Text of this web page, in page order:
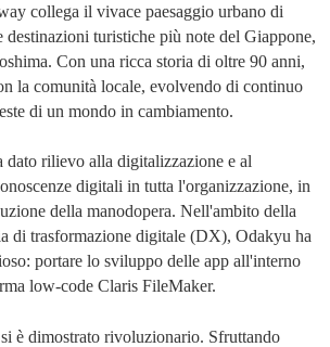
collega il vivace paesaggio urbano di
destinazioni turistiche più note del Giappone,
Con una ricca storia di oltre 90 anni,
la comunità locale, evolvendo di continuo
di un mondo in cambiamento.
dato rilievo alla digitalizzazione e al
digitali in tutta l'organizzazione, in
della manodopera. Nell'ambito della
di trasformazione digitale (DX), Odakyu ha
portare lo sviluppo delle app all'interno
low-code Claris FileMaker.
è dimostrato rivoluzionario. Sfruttando